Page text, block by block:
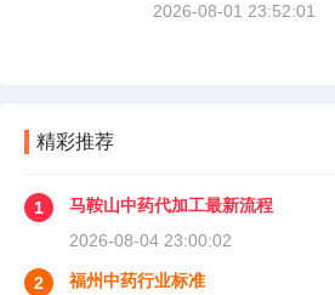
2026-08-01 23:52:01
精彩推荐
1
马鞍山中药代加工最新流程
2026-08-04 23:00:02
2
福州中药行业标准